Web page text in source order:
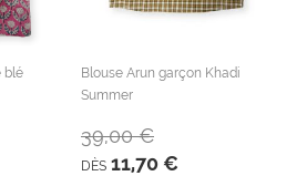
blé
Blouse Arun garçon Khadi
Summer
DÈS 11,70 €
39,00 €